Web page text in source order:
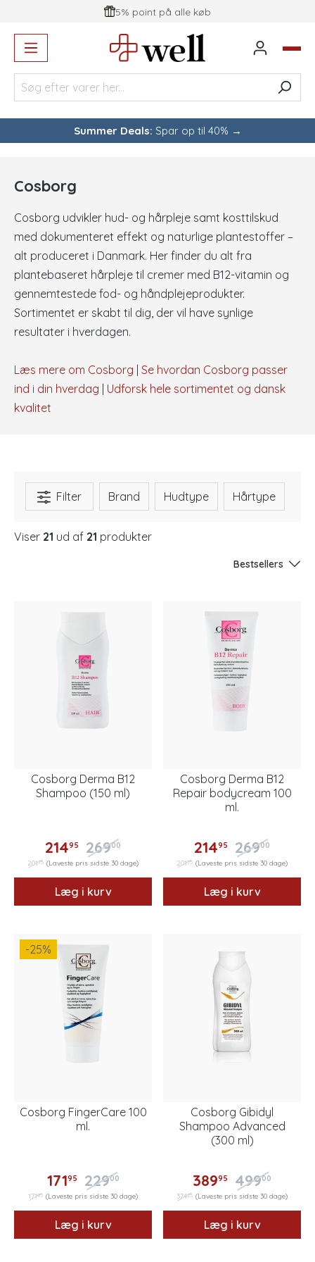
Fri fragt over 499 kr - ellers fra 29 kr
Summer Deals: Spar op til 40% →
Cosborg
Cosborg udvikler hud- og hårpleje samt kosttilskud
med dokumenteret effekt og naturlige plantestoffer –
alt produceret i Danmark. Her finder du alt fra
plantebaseret hårpleje til cremer med B12-vitamin og
gennemtestede fod- og håndplejeprodukter.
Sortimentet er skabt til dig, der vil have synlige
resultater i hverdagen.
Læs mere om Cosborg Se hvordan Cosborg passer
ind i din hverdag
Udforsk hele sortimentet og dansk
kvalitet
Filter Brand Hudtype Hårtype
Viser 21 ud af 21 produkter
Bestsellers
Cosborg Derma B12
Shampoo (150 ml)
21495 26900
20175 (Laveste pris sidste 30 dage)
Læg i kurv
Cosborg Derma B12
Repair bodycream 100
ml.
21495 26900
20175 (Laveste pris sidste 30 dage)
Læg i kurv
-25%
Cosborg FingerCare 100
ml.
17195 22900
17195 (Laveste pris sidste 30 dage)
Læg i kurv
Cosborg Gibidyl
Shampoo Advanced
(300 ml)
38995 49900
37425 (Laveste pris sidste 30 dage)
Læg i kurv